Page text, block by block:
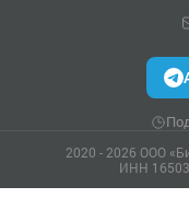
2020 - 2026 ООО
ИНН